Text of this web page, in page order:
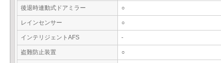
後退時連動式ドアミラー ○
レインセンサー ○
インテリジェントAFS -
盗難防止装置 ○